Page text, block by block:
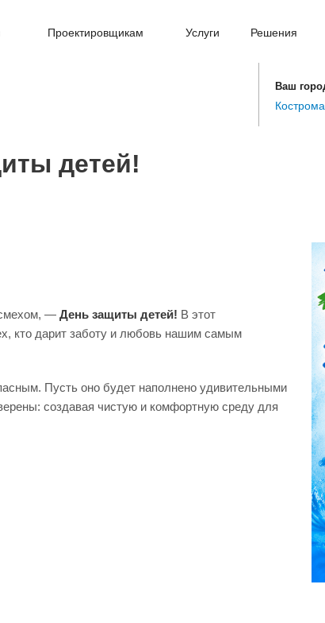
Проектировщикам Услуги Решения
Ваш
Кострома
детей!
— День защиты детей! В этот
кто дарит заботу и любовь нашим самым
Пусть оно будет наполнено удивительными
создавая чистую и комфортную среду для